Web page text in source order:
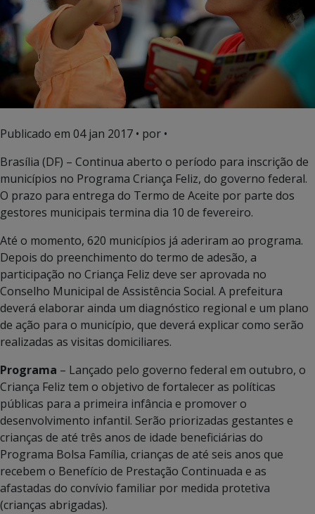
Publicado em 04 jan 2017 • por •
Brasília (DF) – Continua aberto o período para inscrição de
municípios no Programa Criança Feliz, do governo federal.
O prazo para entrega do Termo de Aceite por parte dos
gestores municipais termina dia 10 de fevereiro.
Até o momento, 620 municípios já aderiram ao programa.
Depois do preenchimento do termo de adesão, a
participação no Criança Feliz deve ser aprovada no
Conselho Municipal de Assistência Social. A prefeitura
deverá elaborar ainda um diagnóstico regional e um plano
de ação para o município, que deverá explicar como serão
realizadas as visitas domiciliares.
Programa – Lançado pelo governo federal em outubro, o
Criança Feliz tem o objetivo de fortalecer as políticas
públicas para a primeira infância e promover o
desenvolvimento infantil. Serão priorizadas gestantes e
crianças de até três anos de idade beneficiárias do
Programa Bolsa Família, crianças de até seis anos que
recebem o Benefício de Prestação Continuada e as
afastadas do convívio familiar por medida protetiva
(crianças abrigadas).